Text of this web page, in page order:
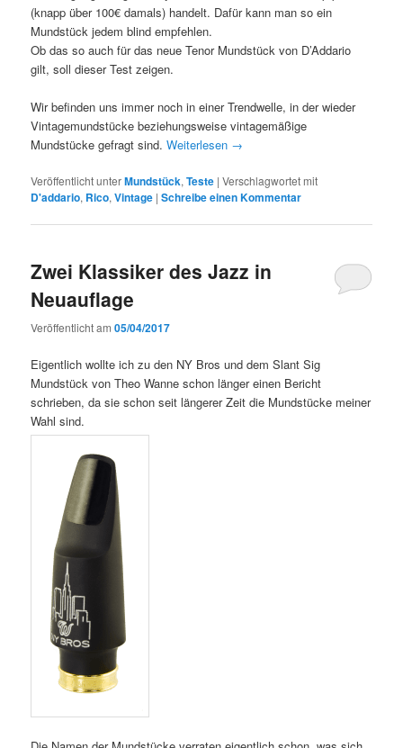
(knapp über 100€ damals) handelt. Dafür kann man so ein
Mundstück jedem blind empfehlen.
Ob das so auch für das neue Tenor Mundstück von D’Addario
gilt, soll dieser Test zeigen.
Wir befinden uns immer noch in einer Trendwelle, in der wieder
Vintagemundstücke beziehungsweise vintagemäßige
Mundstücke gefragt sind.Weiterlesen →
Veröffentlicht unterMundstück,Teste |Verschlagwortet mit
D'addario, Rico,Vintage |Schreibe einen Kommentar
Zwei Klassiker des Jazz in
Neuauflage
Veröffentlicht am05/04/2017
Eigentlich wollte ich zu den NY Bros und dem Slant Sig
Mundstück von Theo Wanne schon länger einen Bericht
schrieben, da sie schon seit längerer Zeit die Mundstücke meiner
Wahl sind.